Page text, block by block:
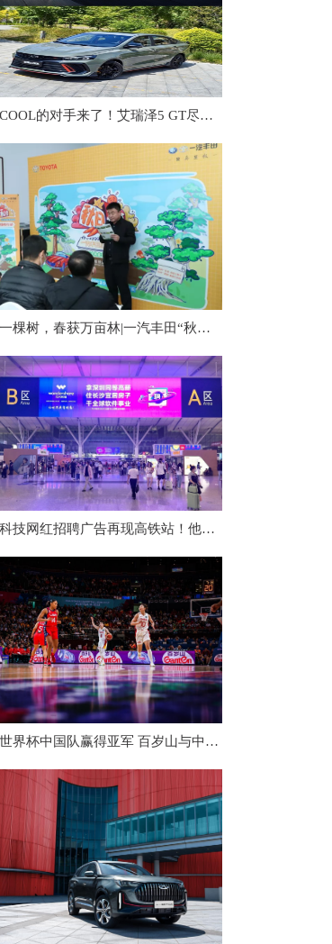
缤瑞COOL的对手来了！艾瑞泽5 GT尽显战斗范儿，这才是热血青年的梦想
秋种一棵树，春获万亩林|一汽丰田“秋日私语”活动播种秋日希望
万兴科技网红招聘广告再现高铁站！他们到底为什么选择长沙？
女篮世界杯中国队赢得亚军 百岁山与中国体育相伴走向世界